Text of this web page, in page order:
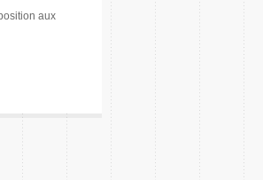
aux